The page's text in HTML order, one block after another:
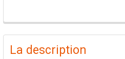
PRODUITS
FRÉQUEMMENT
ACHETÉS
La description